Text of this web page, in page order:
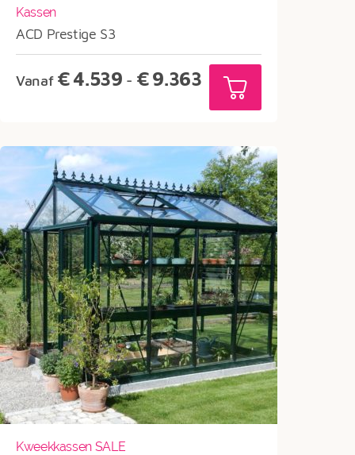
Kassen
ACD Prestige S3
Vanaf €4.539 - €9.363 Prijsklasse:
€4.539
Kweekkassen SALE